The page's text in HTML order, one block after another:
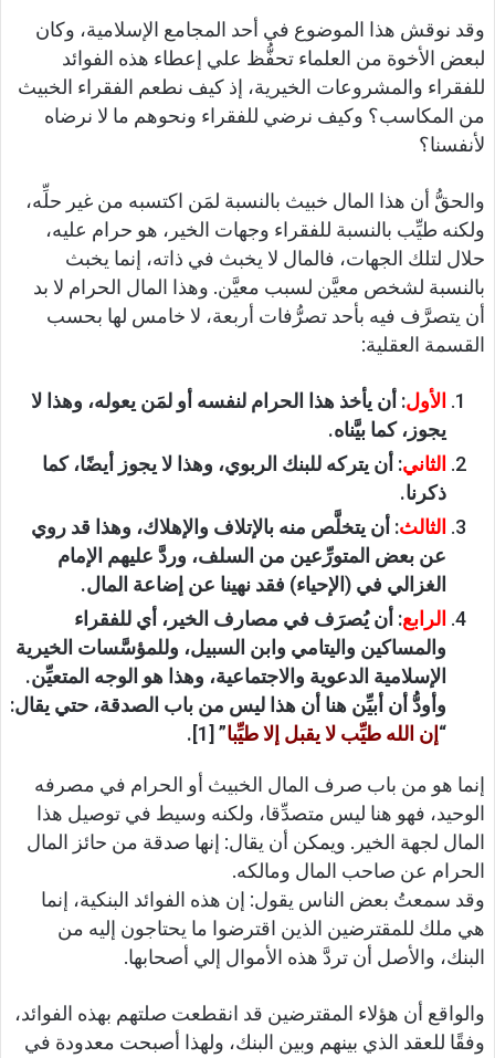
وقد نوقش هذا الموضوع في أحد المجامع الإسلامية، وكان
لبعض الأخوة من العلماء تحفُّظ علي إعطاء هذه الفوائد
للفقراء والمشروعات الخيرية، إذ كيف نطعم الفقراء الخبيث
من المكاسب؟ وكيف نرضي للفقراء ونحوهم ما لا نرضاه
لأنفسنا؟
والحقُّ أن هذا المال خبيث بالنسبة لمَن اكتسبه من غير حلِّه،
ولكنه طيِّب بالنسبة للفقراء وجهات الخير، هو حرام عليه،
حلال لتلك الجهات، فالمال لا يخبث في ذاته، إنما يخبث
بالنسبة لشخص معيَّن لسبب معيَّن. وهذا المال الحرام لا بد
أن يتصرَّف فيه بأحد تصرُّفات أربعة، لا خامس لها بحسب
القسمة العقلية:
الأول: أن يأخذ هذا الحرام لنفسه أو لمَن يعوله، وهذا لا
يجوز، كما بيَّناه.
الثاني: أن يتركه للبنك الربوي، وهذا لا يجوز أيضًا، كما
ذكرنا.
الثالث: أن يتخلَّص منه بالإتلاف والإهلاك، وهذا قد روي
عن بعض المتورِّعين من السلف، وردَّ عليهم الإمام
الغزالي في (الإحياء) فقد نهينا عن إضاعة المال.
الرابع: أن يُصرَف في مصارف الخير، أي للفقراء
والمساكين واليتامي وابن السبيل، وللمؤسَّسات الخيرية
الإسلامية الدعوية والاجتماعية، وهذا هو الوجه المتعيِّن.
وأودُّ أن أبيِّن هنا أن هذا ليس من باب الصدقة، حتي يقال:
“ إن الله طيِّب لا يقبل إلا طيِّبا” [1].
إنما هو من باب صرف المال الخبيث أو الحرام في مصرفه
الوحيد، فهو هنا ليس متصدِّقا، ولكنه وسيط في توصيل هذا
المال لجهة الخير. ويمكن أن يقال: إنها صدقة من حائز المال
الحرام عن صاحب المال ومالكه.
وقد سمعتُ بعض الناس يقول: إن هذه الفوائد البنكية، إنما
هي ملك للمقترضين الذين اقترضوا ما يحتاجون إليه من
البنك، والأصل أن تردَّ هذه الأموال إلي أصحابها.
والواقع أن هؤلاء المقترضين قد انقطعت صلتهم بهذه الفوائد،
وفقًا للعقد الذي بينهم وبين البنك، ولهذا أصبحت معدودة في